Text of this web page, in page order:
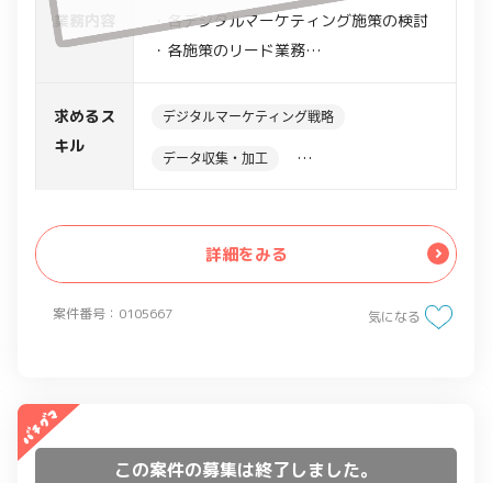
案件番号：0105667
業務内容
・各デジタルマーケティング施策の検討
・各施策のリード業務
求めるス
キル
デジタルマーケティング戦略
データ収集・加工
詳細をみる
気になる
この案件の募集は終了しました。